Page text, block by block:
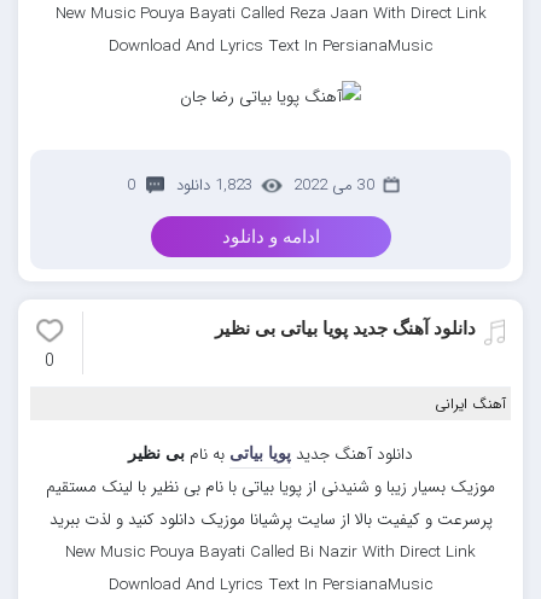
New Music Pouya Bayati Called Reza Jaan With Direct Link
Download And Lyrics Text In PersianaMusic
30 می 2022 1,823 دانلود 0
ادامه و دانلود
دانلود آهنگ جدید پویا بیاتی بی نظیر
0
آهنگ ایرانی
دانلود آهنگ جدید پویا بیاتی به نام بی نظیر
موزیک بسیار زیبا و شنیدنی از پویا بیاتی با نام بی نظیر با لینک مستقیم
پرسرعت و کیفیت بالا از سایت پرشیانا موزیک دانلود کنید و لذت ببرید
New Music Pouya Bayati Called Bi Nazir With Direct Link
Download And Lyrics Text In PersianaMusic